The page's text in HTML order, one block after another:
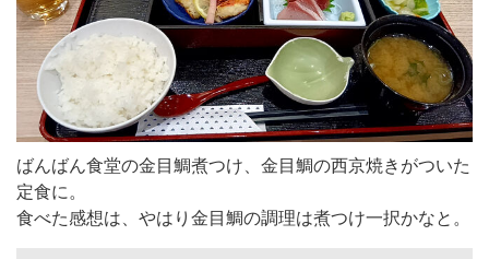
ばんばん食堂の金目鯛煮つけ、金目鯛の西京焼きがついた
定食に。
食べた感想は、やはり金目鯛の調理は煮つけ一択かなと。